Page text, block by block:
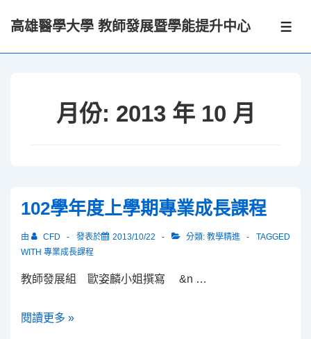
Skip高雄醫學大學 教師發展暨學能提升中心
選
月份: 2013 年 10 月
102學年度上學期專業成長課程
由 CFD 發表於 2013/10/22 分類: 教學精進
TAGGED
WITH 專業成長課程
教師發展組 歐姿麟小姐撰寫 &n …
102
閱讀更多 »